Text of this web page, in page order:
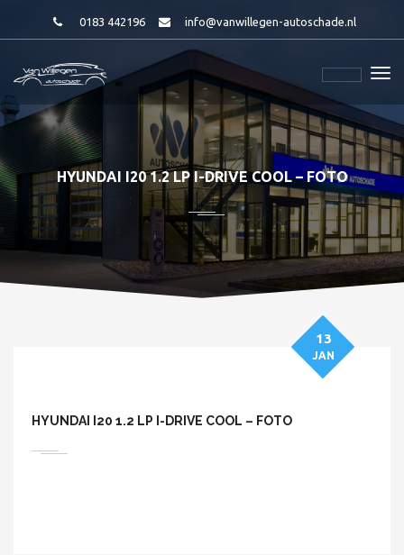
0183 442196 info@vanwillegen-autoschade.nl
HYUNDAI I20 1.2 LP I-DRIVE COOL – FOTO
HYUNDAI I20 1.2 LP I-DRIVE COOL – FOTO
13
JAN